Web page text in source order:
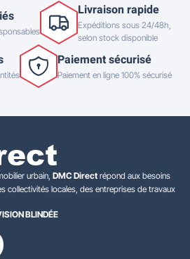
Livraison rapide
Expéditions sous 24/48h,
selon stock disponible
Paiement sécurisé
Paiement en ligne 100% sécurisé
urbain, DMC Direct répond aux besoins
collectivités locales, des entreprises de travaux
BLINDÉE